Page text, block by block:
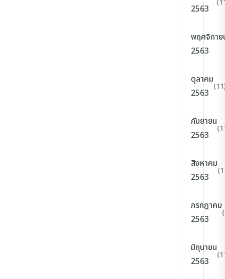
2563
พฤศจิกาย
2563
ตุลาคม
2563
กันยายน
2563
สิงหาคม
2563
กรกฎาคม
2563
มิถุนายน
2563